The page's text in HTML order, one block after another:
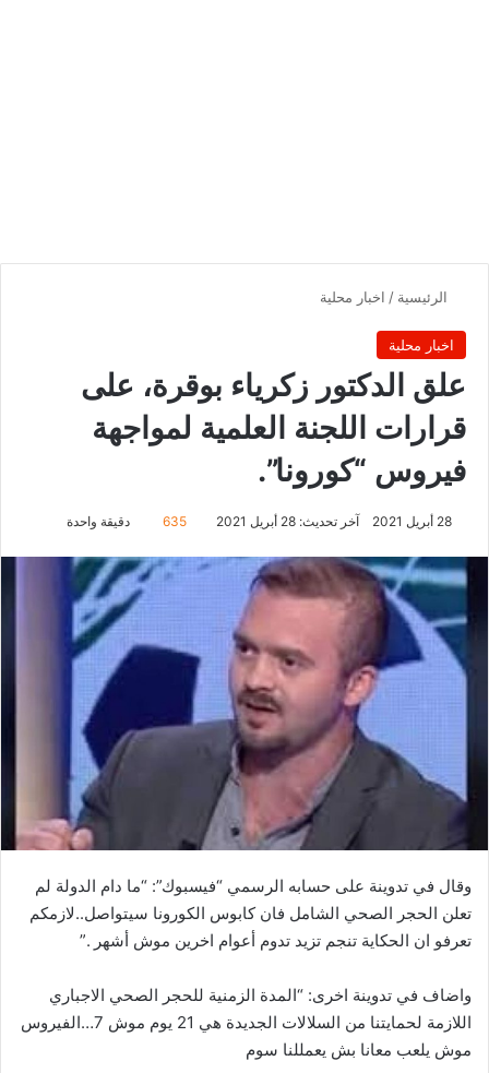
الرئيسية / اخبار محلية
اخبار محلية
علق الدكتور زكرياء بوقرة، على
قرارات اللجنة العلمية لمواجهة
فيروس “كورونا”.
28 أبريل 2021 آخر تحديث: 28 أبريل 2021 635 دقيقة واحدة
وقال في تدوينة على حسابه الرسمي “فيسبوك”: “ما دام الدولة لم
تعلن الحجر الصحي الشامل فان كابوس الكورونا سيتواصل..لازمكم
تعرفو ان الحكاية تنجم تزيد تدوم أعوام اخرين موش أشهر .”
واضاف في تدوينة اخرى: “المدة الزمنية للحجر الصحي الاجباري
اللازمة لحمايتنا من السلالات الجديدة هي 21 يوم موش 7…الفيروس
موش يلعب معانا بش يعمللنا سوم